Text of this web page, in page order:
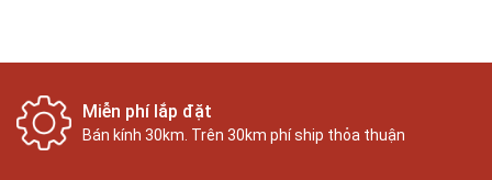
Miễn phí lắp đặt
Bán kính 30km. Trên 30km phí ship thỏa thuận